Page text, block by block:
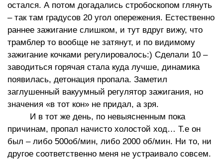
остался. А потом догадались стробоскопом глянуть
– так там градусов 20 угол опережения. Естественно
раннее зажигание слишком, и тут вдруг вижу, что
трамблер то вообще не затянут, и по видимому
зажигание кочками регулировалось:) Сделали 10 –
заводиться горячая стала куда лучше, динамика
появилась, детонация пропала. Заметил
заглушенный вакуумный регулятор зажигания, но
значения «в тот кон» не придал, а зря.
И в тот же день, по невыясненным пока
причинам, пропал начисто холостой ход… Т.е он
был – либо 500об/мин, либо 2000 об/мин. Ни то, ни
другое соответственно меня не устраивало совсем.